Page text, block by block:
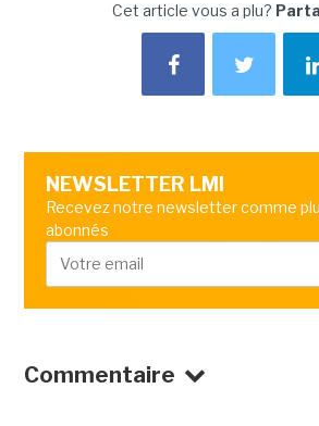
Cet article vous a plu?
NEWSLETTER LMI
Recevez notre newsletter comme
abonnés
Commentaire